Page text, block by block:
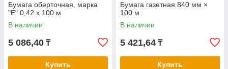
Бумага оберточная, марка
"Е" 0,42 х 100 м
В наличии
5 086,40 ₸
Купить
Бумага газетная 840 мм ×
100 м
В наличии
5 421,64 ₸
Купить